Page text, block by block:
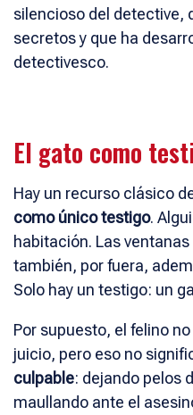
silencioso del detective,
secretos y que ha
detectivesco.
El gato como
Hay un recurso clásico
como único testigo.
habitación. Las
también, por fuera,
Solo hay un testigo: un
Por supuesto, el felino
juicio, pero eso no
culpable: dejando pelos
maullando ante el